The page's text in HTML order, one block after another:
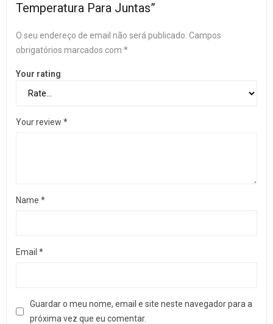
Temperatura Para Juntas”
O seu endereço de email não será publicado. Campos
obrigatórios marcados com *
Your rating
Your review *
Name *
Email *
Guardar o meu nome, email e site neste navegador para a
próxima vez que eu comentar.